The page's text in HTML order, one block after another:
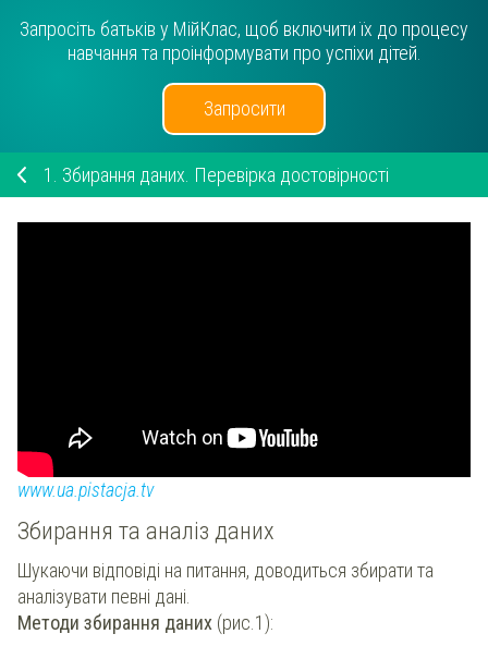
Запросіть батьків у МійКлас, щоб включити їх до процесу
навчання та проінформувати про успіхи дітей.
Запросити
1. Збирання даних. Перевірка достовірності
www.ua.pistacja.tv
Збирання та аналіз даних
Шукаючи відповіді на питання, доводиться збирати та
аналізувати певні дані.
Методи збирання даних (рис.1):